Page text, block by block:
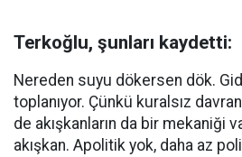
Terkoğlu, şunları kaydetti:
Nereden suyu dökersen dök.
toplanıyor. Çünkü kuralsız
de akışkanların da bir mekaniği
akışkan. Apolitik yok, daha az